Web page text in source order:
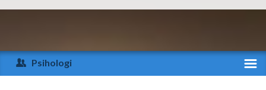
Arad
Arges
Psihologi